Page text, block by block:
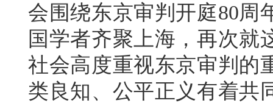
会围绕东京审判开庭80周
国学者齐聚上海，再次就
社会高度重视东京审判的
类良知、公平正义有着共